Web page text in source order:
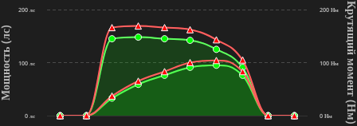
(лс)
0 лс
100 лс
200 лс
0 Нм
100 Нм
200 Нм